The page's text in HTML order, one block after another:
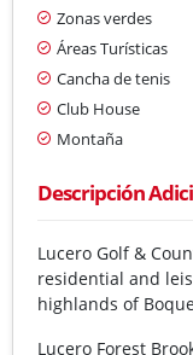
Zonas verdes
Áreas Turísticas
Cancha de tenis
Club House
Montaña
Descripción
Lucero Golf &
residential and
highlands of
Lucero Forest